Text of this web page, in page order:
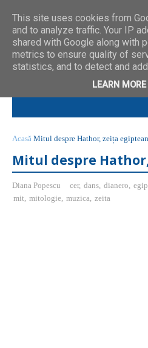
Acasă Mitul despre Hathor, zeița
Mitul despre
Diana Popescu cer, dans, dianero,
mit, mitologie, muzica, zeita
This site uses cookies from
and to analyze traffic. Your IP
shared with Google along with
metrics to ensure quality of
statistics, and to detect and
LEARN MORE